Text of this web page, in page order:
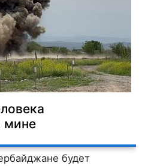
мине
будет